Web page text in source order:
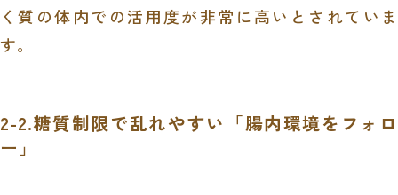
く質の体内での活用度が非常に高いとされていま
す。
2-2.糖質制限で乱れやすい「腸内環境をフォロ
ー」